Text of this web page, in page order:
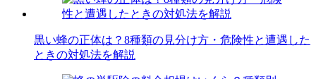
黒い蜂の正体は？8種類の見分け方・危険性と遭遇した
ときの対処法を解説